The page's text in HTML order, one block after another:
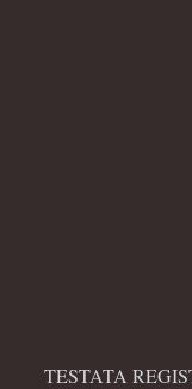
TESTATA